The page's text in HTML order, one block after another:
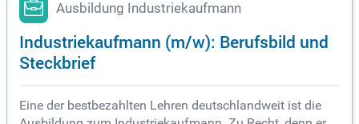
Ausbildung Industriekaufmann
Industriekaufmann (m/w): Berufsbild und
Steckbrief
Eine der bestbezahlten Lehren deutschlandweit ist die